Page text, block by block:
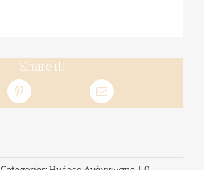
Share it!